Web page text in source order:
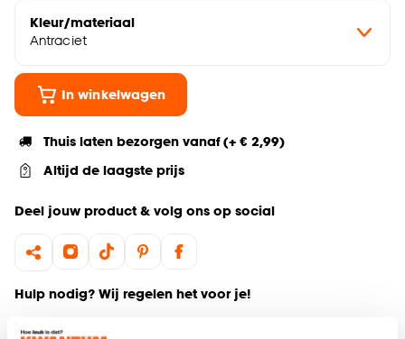
Kleur/materiaal
Antraciet
In winkelwagen
Thuis laten bezorgen vanaf (+ € 2,99)
Altijd de laagste prijs
Deel jouw product & volg ons op social
Hulp nodig? Wij regelen het voor je!